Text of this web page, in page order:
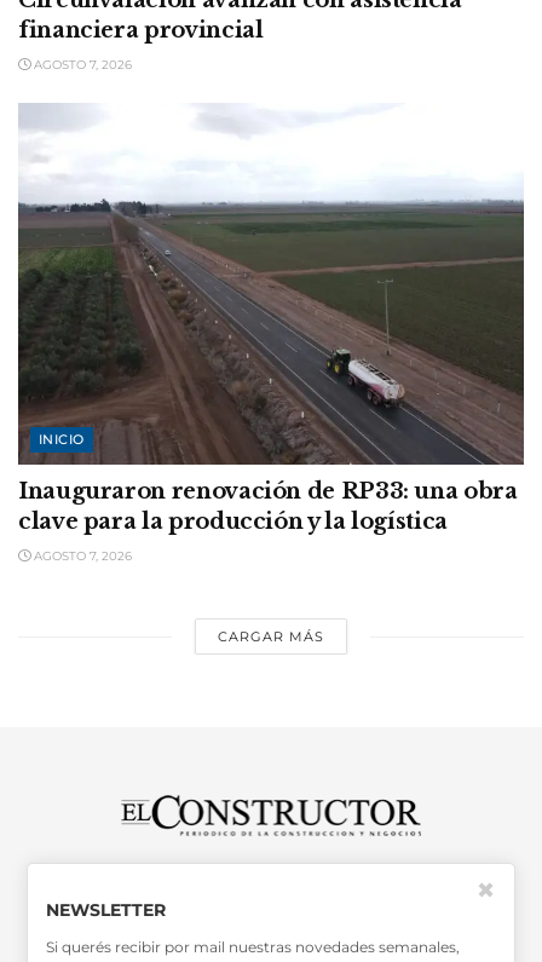
financiera provincial
AGOSTO 7, 2026
INICIO
Inauguraron renovación de RP33: una obra
clave para la producción y la logística
AGOSTO 7, 2026
CARGAR MÁS
OTRAS PUBLICACIONES >>
NEWSLETTER
Si querés recibir por mail nuestras novedades semanales,
✖